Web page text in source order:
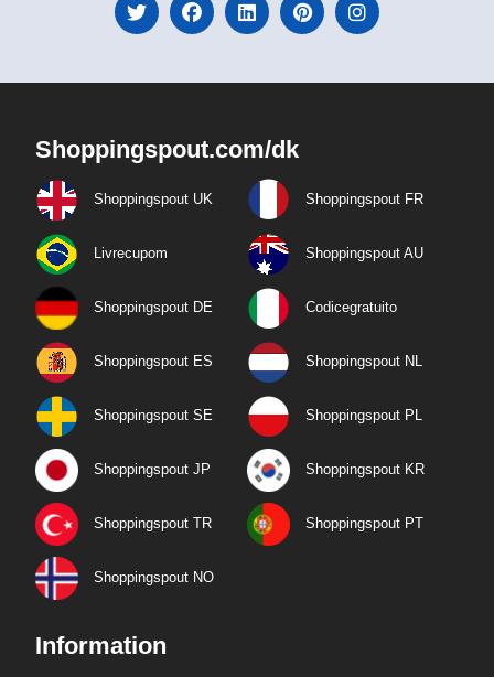
Shoppingspout.com/dk
Shoppingspout UK Shoppingspout FR
Livrecupom Shoppingspout AU
Shoppingspout DE Codicegratuito
Shoppingspout ES Shoppingspout NL
Shoppingspout SE Shoppingspout PL
Shoppingspout JP Shoppingspout KR
Shoppingspout TR Shoppingspout PT
Shoppingspout NO
Information